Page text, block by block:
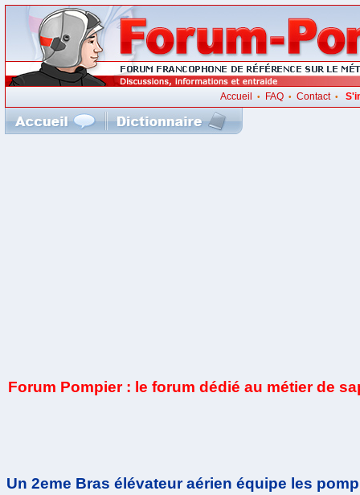
Accueil • FAQ• Contact•
Forum Pompier : le forum dédié au métier de
Un 2eme Bras élévateur aérien équipe les